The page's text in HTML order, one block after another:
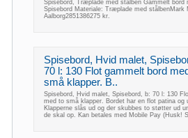
Spisebord, Træplade med stålben Gammelt bord
Spisebord Materiale: Træplade med stålbenMark
Aalborg2851386275 kr.
Spisebord, Hvid malet,
70 l: 130 Flot gammelt bord
små klapper. B..
Spisebord, Hvid malet, Spisebord, b: 70 l: 130
med to små klapper. Bordet har en flot patina og
Klapperne slås ud og der skubbes to støtter ud
de skal op. Kan betales med Mobile Pay (Husk!